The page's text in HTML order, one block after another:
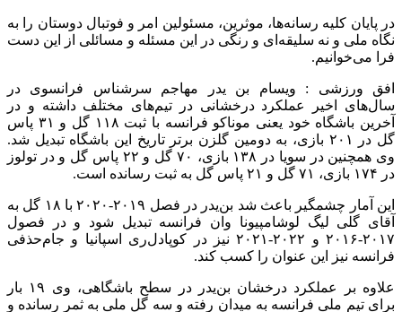
در پایان کلیه رسانه‌ها، موثرین، مسئولین امر و فوتبال دوستان را به
نگاه ملی و نه سلیقه‌ای و رنگی در این مسئله و مسائلی از این دست
فرا می‌خوانیم.
افق ورزشی : ویسام بن یدر
مهاجم سرشناس فرانسوی در
سال‌های اخیر عملکرد درخشانی در تیم‌های مختلف داشته و در
آخرین باشگاه خود یعنی موناکو فرانسه با ثبت ۱۱۸ گل و ۳۱ پاس
گل در ۲۰۱ بازی، به دومین گلزن برتر تاریخ این باشگاه تبدیل شد.
وی همچنین در سویا در ۱۳۸ بازی، ۷۰ گل و ۲۲ پاس گل و در
تولوز
در ۱۷۴ بازی، ۷۱ گل و ۲۱ پاس گل به ثبت رسانده است.
این آمار چشمگیر باعث شد بن‌یدر
در فصل ۲۰۱۹-۲۰۲۰ با ۱۸ گل به
آقای گلی لیگ لوشامپیونا وان فرانسه تبدیل شود و در فصول
۲۰۱۷-۲۰۱۶ و ۲۰۲۲-۲۰۲۱ نیز در
کوپادل‌ری اسپانیا و جام‌حذفی
فرانسه نیز این عنوان را کسب کند.
علاوه بر عملکرد درخشان بن‌یدر
در سطح باشگاهی، وی ۱۹ بار
برای تیم ملی فرانسه به میدان رفته و سه گل ملی به ثمر رسانده و